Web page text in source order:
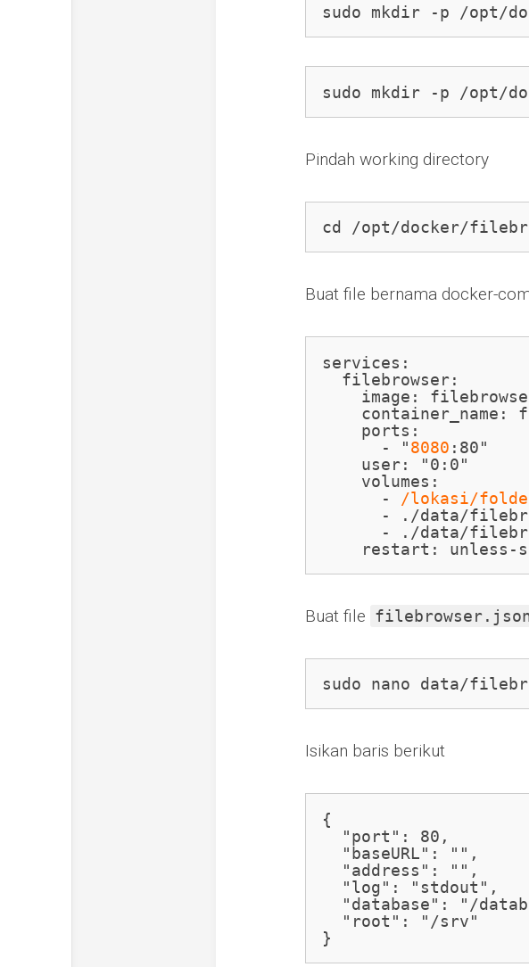
sudo mkdir -p /opt/
sudo mkdir -p /opt/
Pindah working directory
cd /opt/docker/
Buat file bernama docker-
services:
  filebrowser:
image:
container_name:
    ports:
      - "
8080 :80"
    user: "0:0"
    volumes:
      -
/lokasi/
- ./data/
- ./data/
restart: unless-
Buat file
sudo nano data/
Isikan baris berikut
{
  "port": 80,
  "baseURL": "",
  "address": "",
  "log": "stdout",
"database": "/
  "root": "/srv"
}